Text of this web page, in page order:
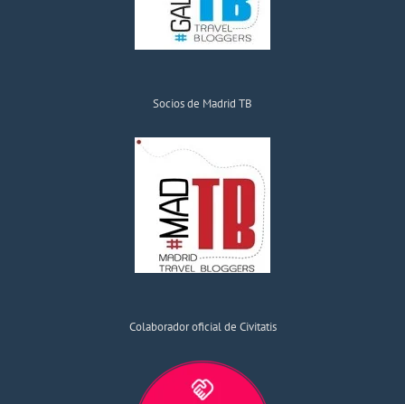
Socios de Madrid TB
Colaborador oficial de Civitatis